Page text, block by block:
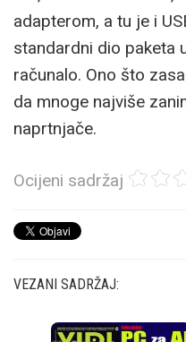
adapterom, a tu je i
standardni dio paketa
računalo. Ono što
da mnoge najviše
naprtnjače.
Ocijeni sadržaj
VEZANI SADRŽAJ: